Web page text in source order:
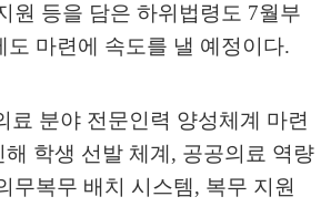
원 등을 담은 하위법령도 7월부
도 마련에 속도를 낼 예정이다.
료 분야 전문인력 양성체계 마련
해 학생 선발 체계 , 공공의료 역량
무복무 배치 시스템, 복무 지원